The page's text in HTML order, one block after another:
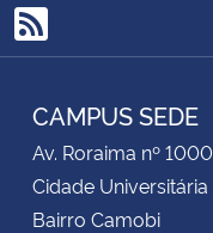
RSS
CAMPUS SEDE
Av. Roraima nº 1000
Cidade Universitária
Bairro Camobi